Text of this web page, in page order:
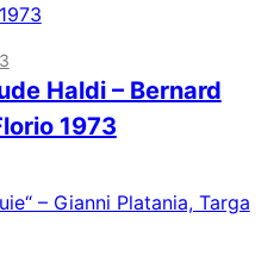
Haldi – Bernard
1973